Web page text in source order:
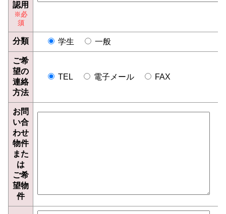
認用
分類 学生 一般
ご希
望の
連絡
方法
TEL 電子メール FAX
お問
い合
わせ
物件
また
は
ご希
望物
件